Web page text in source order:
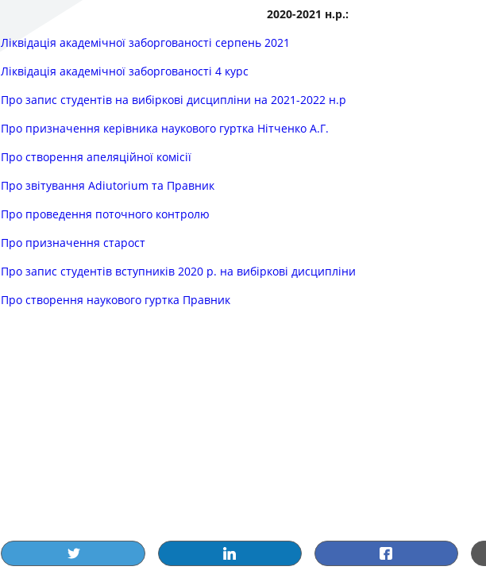
2020-2021 н.р.:
Ліквідація академічної заборгованості серпень 2021
Ліквідація академічної заборгованості 4 курс
Про запис студентів на вибіркові дисципліни на 2021-2022 н.р
Про призначення керівника наукового гуртка Нітченко А.Г.
Про створення апеляційної комісії
Про звітування Adiutorium та Правник
Про проведення поточного контролю
Про призначення старост
Про запис студентів вступників 2020 р. на вибіркові дисципліни
Про створення наукового гуртка Правник